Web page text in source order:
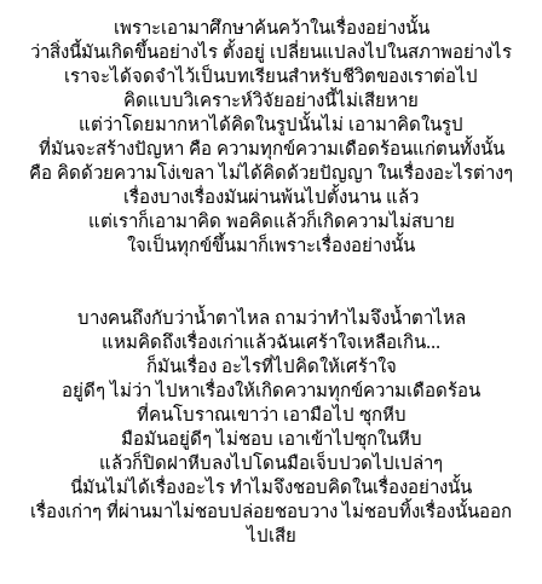
เพราะเอามาศึกษาค้นคว้าในเรื่องอย่างนั้น
ว่าสิ่งนี้มันเกิดขึ้นอย่างไร ตั้งอยู่ เปลี่ยนแปลงไปในสภาพอย่างไร
เราจะได้จดจำไว้เป็นบทเรียนสำหรับชีวิตของเราต่อไป
คิดแบบวิเคราะห์วิจัยอย่างนี้ไม่เสียหา
ต่ว่าโดยมากหาได้คิดในรูปนั้นไม่ เอามาคิดในรูป
ที่มันจะสร้างปัญหา คือ ความทุกข์ความเดือดร้อนแก่ตนทั้งนั้น
คือ คิดด้วยความโง่เขลา ไม่ได้คิดด้วยปัญญา ในเรื่องอะไรต่างๆ
เรื่องบางเรื่องมันผ่านพ้นไปตั้งนาน แล้ว
ต่เราก็เอามาคิด พอคิดแล้วก็เกิดความไม่สบา
จเป็นทุกข์ขึ้นมาก็เพราะเรื่องอย่างนั้น
บางคนถึงกับว่าน้ำตาไหล ถามว่าทำไมจึงน้ำตาไหล
หมคิดถึงเรื่องเก่าแล้วฉันเศร้าใจเหลือเกิน...
ก็มันเรื่อง อะไรที่ไปคิดให้เศร้าใจ
อยู่ดีๆ ไม่ว่า ไปหาเรื่องให้เกิดความทุกข์ความเดือดร้อน
ที่คนโบราณเขาว่า เอามือไป ซุกหีบ
มือมันอยู่ดีๆ ไม่ชอบ เอาเข้าไปซุกในหีบ
ล้วก็ปิดฝาหีบลงไปโดนมือเจ็บปวดไปเปล่าๆ
นี่มันไม่ได้เรื่องอะไร ทำไมจึงชอบคิดในเรื่องอย่างนั้น
เรื่องเก่าๆ ที่ผ่านมาไม่ชอบปล่อยชอบวาง ไม่ชอบทิ้งเรื่องนั้นออก
ไปเสี